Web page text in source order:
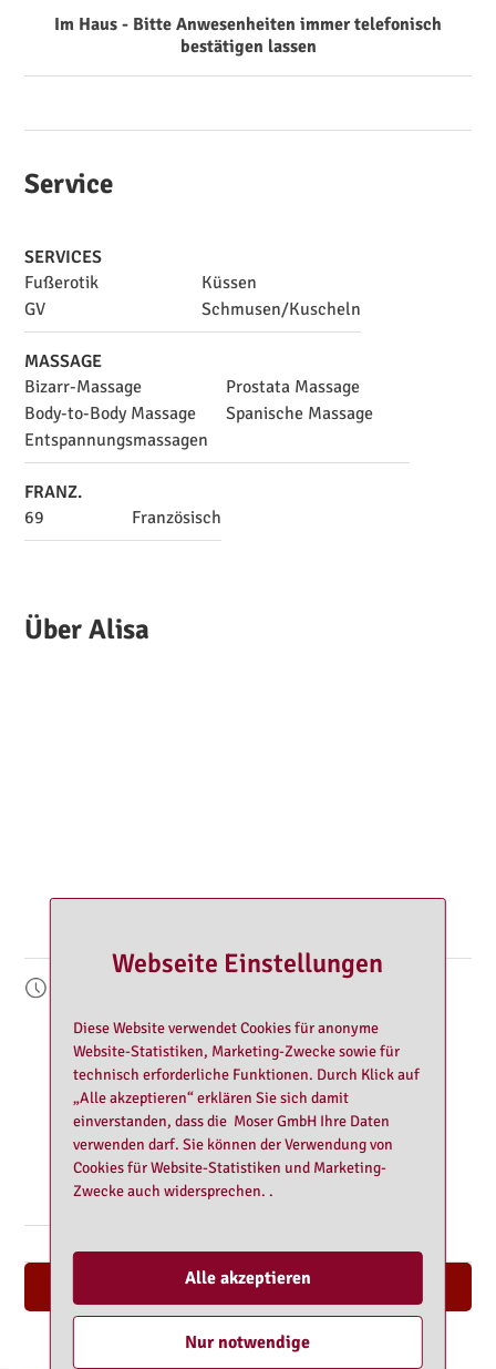
Webseite Einstellungen
Diese Website verwendet Cookies für anonyme
Website-Statistiken, Marketing-Zwecke sowie für
technisch erforderliche Funktionen. Durch Klick auf
„Alle akzeptieren“ erklären Sie sich damit
einverstanden, dass die Moser GmbH Ihre Daten
verwenden darf. Sie können der Verwendung von
Cookies für Website-Statistiken und Marketing-
Zwecke auch widersprechen. .
Alle akzeptieren
Nur notwendige
Im Haus - Bitte Anwesenheiten immer telefonisch
bestätigen lassen
Service
SERVICES
Fußerotik
GV
Küssen
Schmusen/Kuscheln
MASSAGE
Bizarr-Massage
Body-to-Body Massage
Entspannungsmassagen
Prostata Massage
Spanische Massage
FRANZ.
69
Französisch
Über Alisa
Dienstag:
10:00 - 00:00
Mittwoch:
10:00 - 00:00
Donnerstag:
10:00 - 00:00
Freitag:
10:00 - 00:00
Samstag:
10:00 - 00:00
Sonntag:
11:00 - 00:00
Feiertag:
11:00 - 00:00
Nach oben